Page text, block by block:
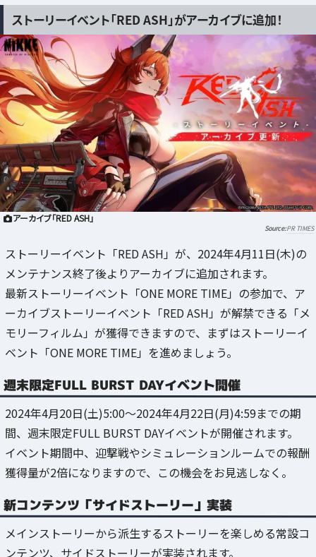
ストーリーイベント「RED ASH」がアーカイブに追加！
アーカイブ「RED ASH」
PR TIMES
ストーリーイベント「RED ASH」が、2024年4月11日(木)の
メンテナンス終了後よりアーカイブに追加されます。
最新ストーリーイベント「ONE MORE TIME」の参加で、ア
ーカイブストーリーイベント「RED ASH」が解禁できる「メ
モリーフィルム」が獲得できますので、まずはストーリーイ
ベント「ONE MORE TIME」を進めましょう。
週末限定FULL BURST DAYイベント開催
2024年4月20日(土)5:00～2024年4月22日(月)4:59までの期
間、週末限定FULL BURST DAYイベントが開催されます。
イベント期間中、迎撃戦やシミュレーションルームでの報酬
獲得量が2倍になりますので、この機会をお見逃しなく。
新コンテンツ「サイドストーリー」実装
メインストーリーから派生するストーリーを楽しめる常設コ